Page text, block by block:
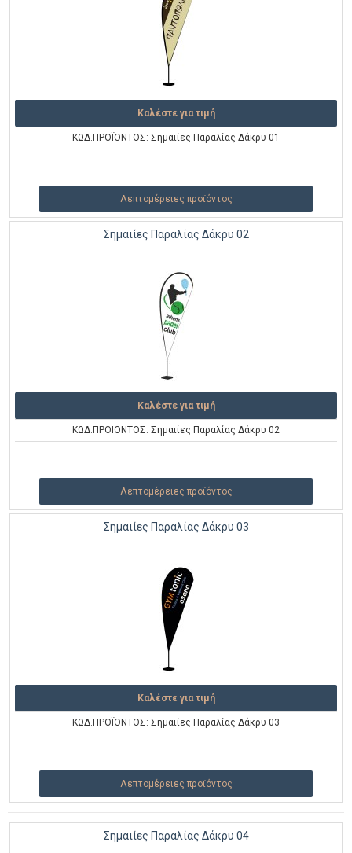
Καλέστε για τιμή
ΚΩΔ.ΠΡΟΪΟΝΤΟΣ: Σημαιίες Παραλίας Δάκρυ 01
Λεπτομέρειες προϊόντος
Σημαιίες Παραλίας Δάκρυ 02
Καλέστε για τιμή
ΚΩΔ.ΠΡΟΪΟΝΤΟΣ: Σημαιίες Παραλίας Δάκρυ 02
Λεπτομέρειες προϊόντος
Σημαιίες Παραλίας Δάκρυ 03
Καλέστε για τιμή
ΚΩΔ.ΠΡΟΪΟΝΤΟΣ: Σημαιίες Παραλίας Δάκρυ 03
Λεπτομέρειες προϊόντος
Σημαιίες Παραλίας Δάκρυ 04